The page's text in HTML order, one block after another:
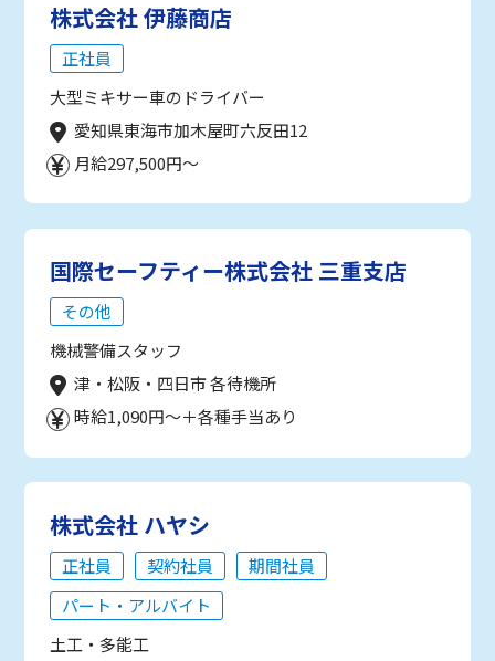
株式会社 伊藤商店
正社員
大型ミキサー車のドライバー
愛知県東海市加木屋町六反田12
月給297,500円～
国際セーフティー株式会社 三重支店
その他
機械警備スタッフ
津・松阪・四日市 各待機所
時給1,090円～＋各種手当あり
株式会社 ハヤシ
正社員 契約社員
期間社員
パート・アルバイト
土工・多能工